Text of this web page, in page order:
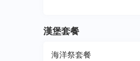
漢堡套餐
海洋祭套餐